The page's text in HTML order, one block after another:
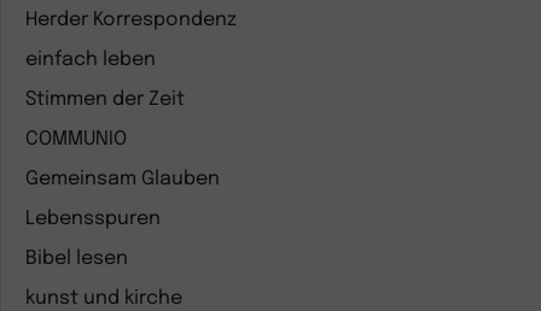
Herder Korrespondenz
einfach leben
Stimmen der Zeit
COMMUNIO
Gemeinsam Glauben
Lebensspuren
Bibel lesen
kunst und kirche